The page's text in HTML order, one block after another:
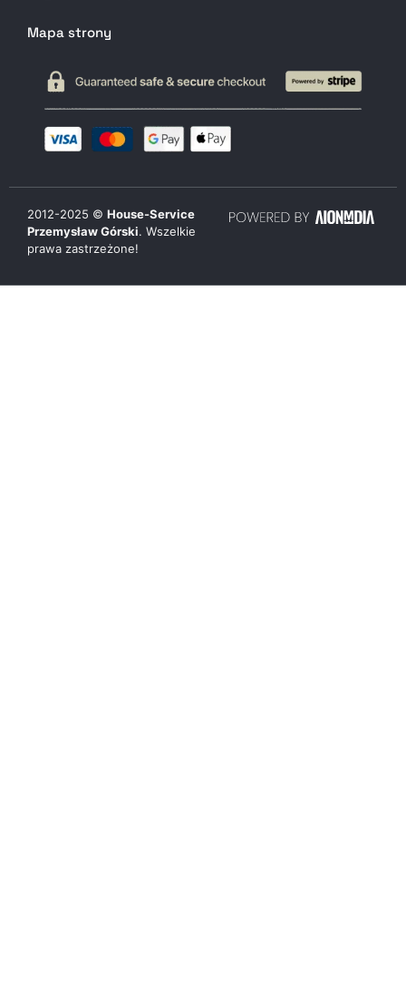
Mapa strony
2012-2025 © House-Service
Przemysław Górski. Wszelkie
prawa zastrzeżone!